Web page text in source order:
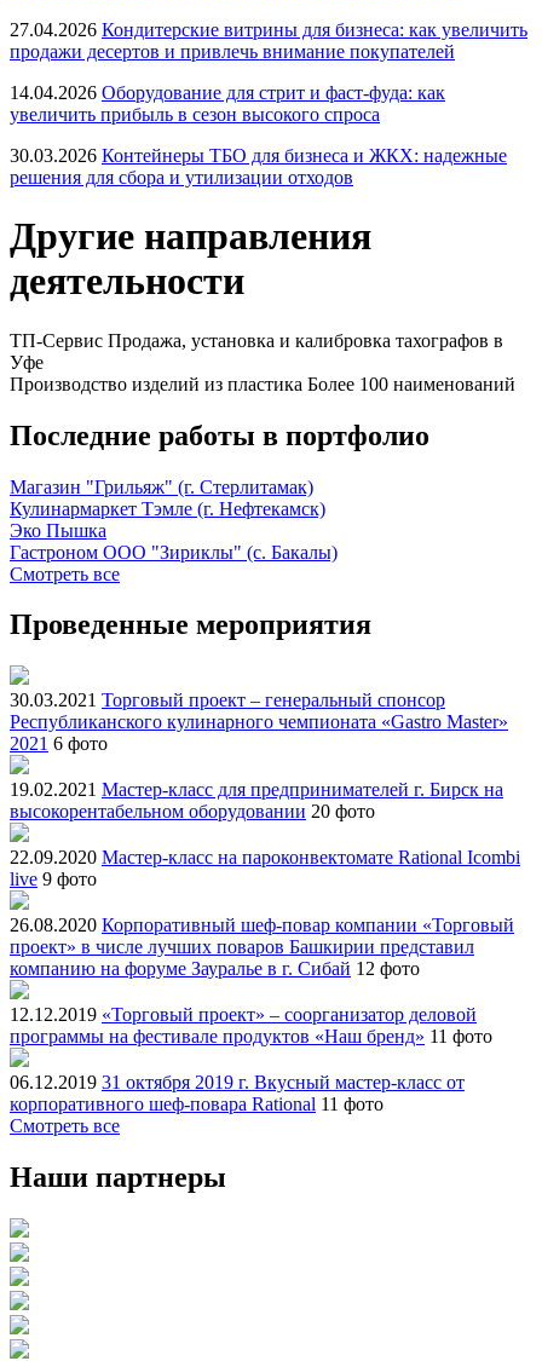
27.04.2026 Кондитерские витрины для бизнеса: как увеличить
продажи десертов и привлечь внимание покупателей
14.04.2026 Оборудование для стрит и фаст-фуда: как
увеличить прибыль в сезон высокого спроса
30.03.2026 Контейнеры ТБО для бизнеса и ЖКХ: надежные
решения для сбора и утилизации отходов
Другие направления
деятельности
ТП-Сервис Продажа, установка и калибровка тахографов в
Уфе
Производство изделий из пластика Более 100 наименований
Последние работы в портфолио
Магазин "Грильяж" (г. Стерлитамак)
Кулинармаркет Тэмле (г. Нефтекамск)
Эко Пышка
Гастроном ООО "Зириклы" (с. Бакалы)
Смотреть все
Проведенные мероприятия
30.03.2021 Торговый проект – генеральный спонсор
Республиканского кулинарного чемпионата «Gastro Master»
2021 6 фото
19.02.2021 Мастер-класс для предпринимателей г. Бирск на
высокорентабельном оборудовании 20 фото
22.09.2020 Мастер-класс на пароконвектомате Rational Icombi
live 9 фото
26.08.2020 Корпоративный шеф-повар компании «Торговый
проект» в числе лучших поваров Башкирии представил
компанию на форуме Зауралье в г. Сибай 12 фото
12.12.2019 «Торговый проект» – соорганизатор деловой
программы на фестивале продуктов «Наш бренд» 11 фото
06.12.2019 31 октября 2019 г. Вкусный мастер-класс от
корпоративного шеф-повара Rational 11 фото
Смотреть все
Наши партнеры